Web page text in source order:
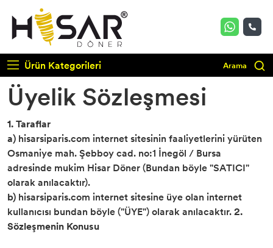
Ürün Kategorileri Arama
Üyelik Sözleşmesi
1. Taraflar
a) hisarsiparis.com internet sitesinin faaliyetlerini yürüten
Osmaniye mah. Şebboy cad. no:1 İnegöl / Bursa
adresinde mukim Hisar Döner (Bundan böyle "SATICI"
olarak anılacaktır).
b) hisarsiparis.com internet sitesine üye olan internet
kullanıcısı bundan böyle ("ÜYE") olarak anılacaktır.2.
Sözleşmenin Konusu